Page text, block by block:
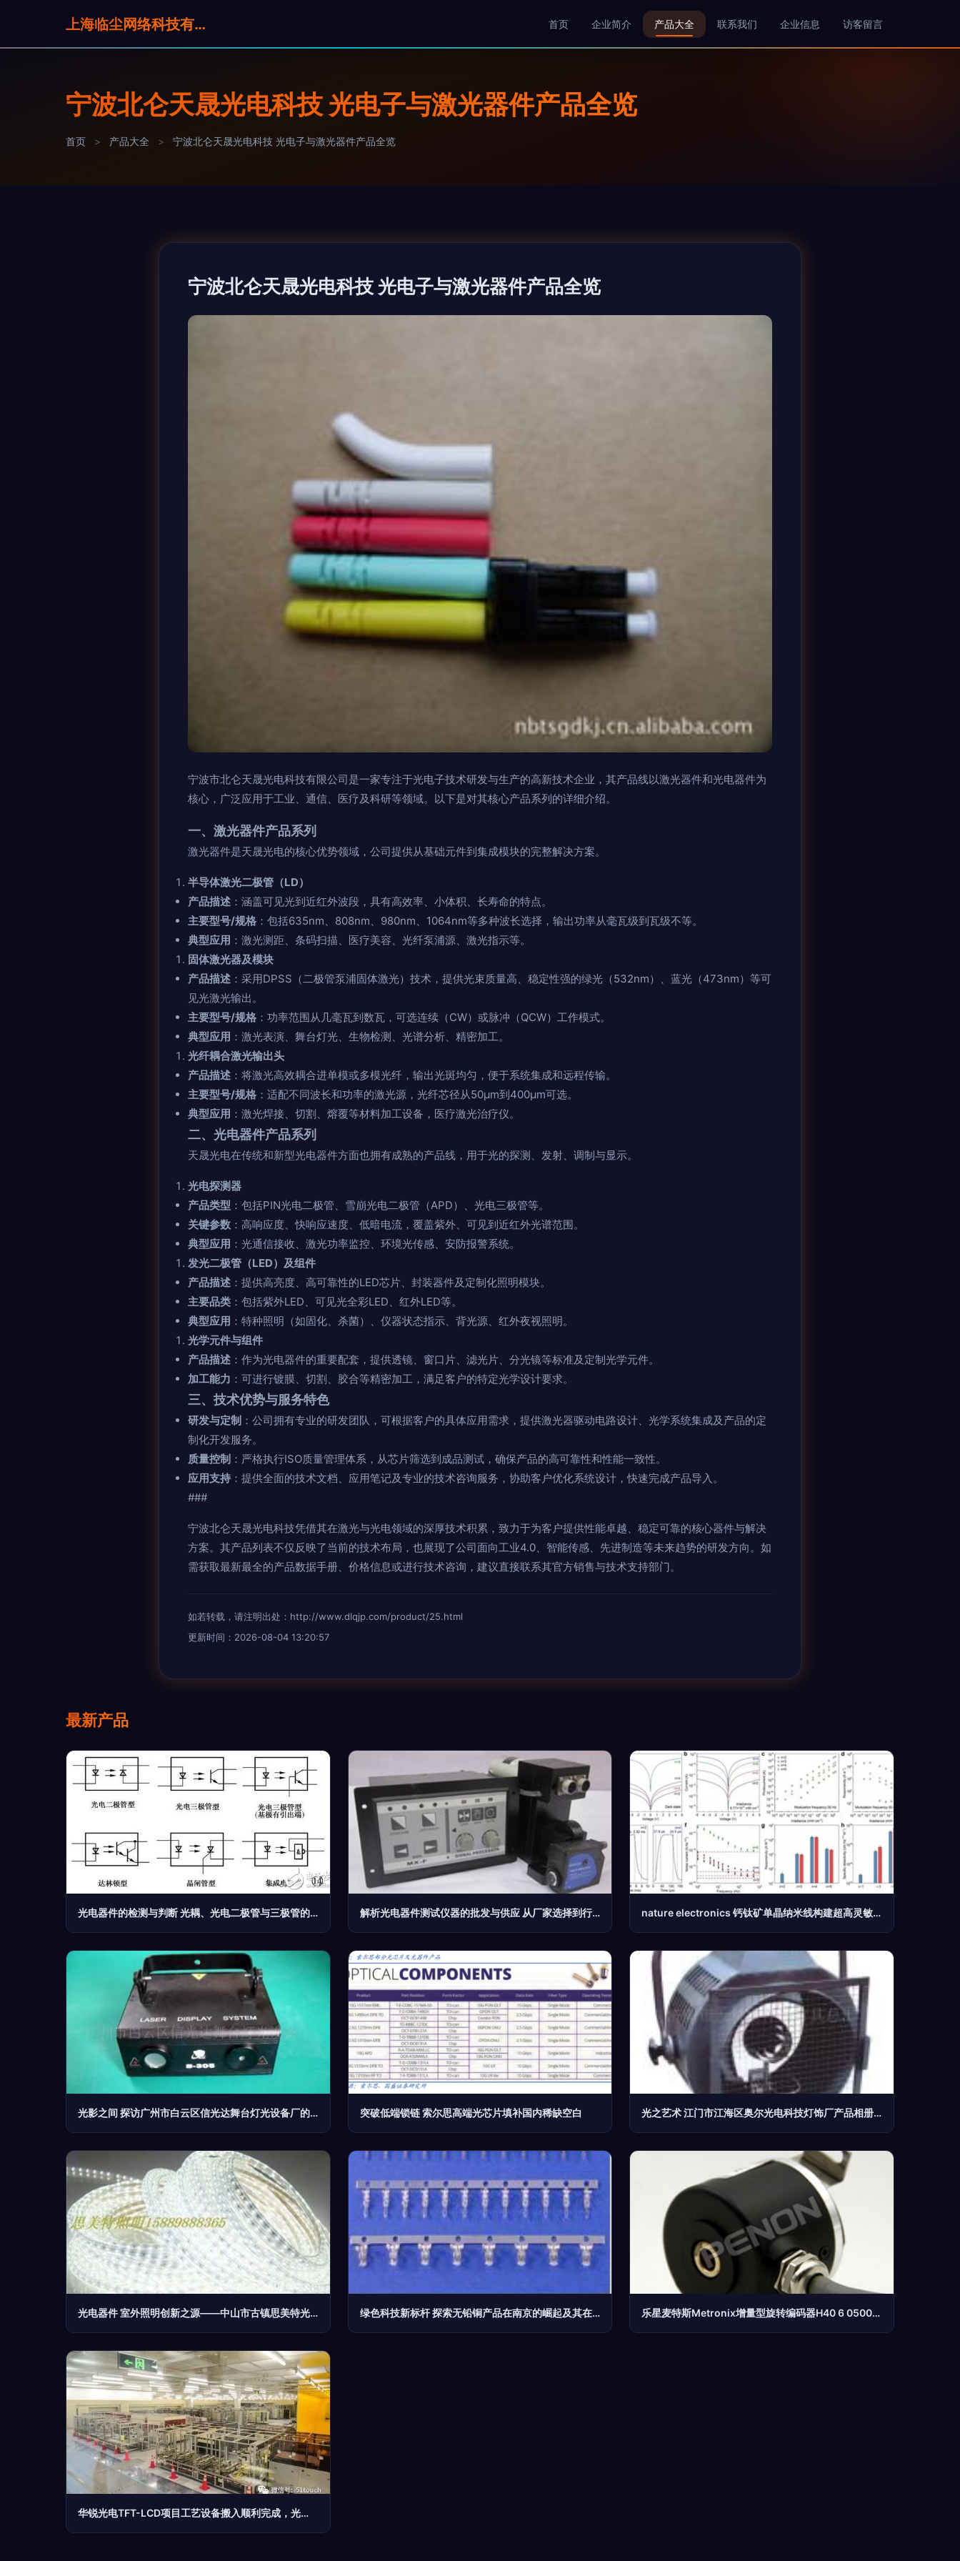
上海临尘网络科技有限公司 首页 企业简介 产品大全 联系我们 企业信息 访客留言
宁波北仑天晟光电科技 光电子与激光器件产品全览
首页 > 产品大全 > 宁波北仑天晟光电科技 光电子与激光器件产品全览
宁波北仑天晟光电科技 光电子与激光器件产品全览
宁波市北仑天晟光电科技有限公司是一家专注于光电子技术研发与生产的高新技术企业，其产品线以激光器件和光电器件为
核心，广泛应用于工业、通信、医疗及科研等领域。以下是对其核心产品系列的详细介绍。
一、激光器件产品系列
激光器件是天晟光电的核心优势领域，公司提供从基础元件到集成模块的完整解决方案。
半导体激光二极管（LD）
产品描述 ：涵盖可见光到近红外波段，具有高效率、小体积、长寿命的特点。
主要型号/规格 ：包括635nm、808nm、980nm、1064nm等多种波长选择，输出功率从毫瓦级到瓦级不等。
典型应用 ：激光测距、条码扫描、医疗美容、光纤泵浦源、激光指示等。
固体激光器及模块
产品描述 ：采用DPSS（二极管泵浦固体激光）技术，提供光束质量高、稳定性强的绿光（532nm）、蓝光（473nm）等可
见光激光输出。
主要型号/规格 ：功率范围从几毫瓦到数瓦，可选连续（CW）或脉冲（QCW）工作模式。
典型应用 ：激光表演、舞台灯光、生物检测、光谱分析、精密加工。
光纤耦合激光输出头
产品描述 ：将激光高效耦合进单模或多模光纤，输出光斑均匀，便于系统集成和远程传输。
主要型号/规格 ：适配不同波长和功率的激光源，光纤芯径从50μm到400μm可选。
典型应用 ：激光焊接、切割、熔覆等材料加工设备，医疗激光治疗仪。
二、光电器件产品系列
天晟光电在传统和新型光电器件方面也拥有成熟的产品线，用于光的探测、发射、调制与显示。
光电探测器
产品类型 ：包括PIN光电二极管、雪崩光电二极管（APD）、光电三极管等。
关键参数 ：高响应度、快响应速度、低暗电流，覆盖紫外、可见到近红外光谱范围。
典型应用 ：光通信接收、激光功率监控、环境光传感、安防报警系统。
发光二极管（LED）及组件
产品描述 ：提供高亮度、高可靠性的LED芯片、封装器件及定制化照明模块。
主要品类 ：包括紫外LED、可见光全彩LED、红外LED等。
典型应用 ：特种照明（如固化、杀菌）、仪器状态指示、背光源、红外夜视照明。
光学元件与组件
产品描述 ：作为光电器件的重要配套，提供透镜、窗口片、滤光片、分光镜等标准及定制光学元件。
加工能力 ：可进行镀膜、切割、胶合等精密加工，满足客户的特定光学设计要求。
三、技术优势与服务特色
研发与定制 ：公司拥有专业的研发团队，可根据客户的具体应用需求，提供激光器驱动电路设计、光学系统集成及产品的定
制化开发服务。
质量控制 ：严格执行ISO质量管理体系，从芯片筛选到成品测试，确保产品的高可靠性和性能一致性。
应用支持 ：提供全面的技术文档、应用笔记及专业的技术咨询服务，协助客户优化系统设计，快速完成产品导入。
###
宁波北仑天晟光电科技凭借其在激光与光电领域的深厚技术积累，致力于为客户提供性能卓越、稳定可靠的核心器件与解决
方案。其产品列表不仅反映了当前的技术布局，也展现了公司面向工业4.0、智能传感、先进制造等未来趋势的研发方向。如
需获取最新最全的产品数据手册、价格信息或进行技术咨询，建议直接联系其官方销售与技术支持部门。
如若转载，请注明出处：http://www.dlqjp.com/product/25.html
更新时间：2026-08-04 13:20:57
最新产品
光电器件的检测与判断 光耦、光电二极管与三极管的区分指南 解析光电器件测试仪器的批发与供应 从厂家选择到行业应用 nature electronics 钙钛矿单晶纳米线构建超高灵敏度光电探测器 光电器件前沿突破
光影之间 探访广州市白云区信光达舞台灯光设备厂的光电器件与图库之美 突破低端锁链 索尔思高端光芯片填补国内稀缺空白 光之艺术 江门市江海区奥尔光电科技灯饰厂产品相册掠影
光电器件 室外照明创新之源——中山市古镇思美特光电照明厂的产品布局 绿色科技新标杆 探索无铅铜产品在南京的崛起及其在光电器件中的应用预见 乐星麦特斯Metronix增量型旋转编码器H40 6 0500VL 精密光电技术的卓越代表
华锐光电TFT-LCD项目工艺设备搬入顺利完成，光电器件国产化再提速